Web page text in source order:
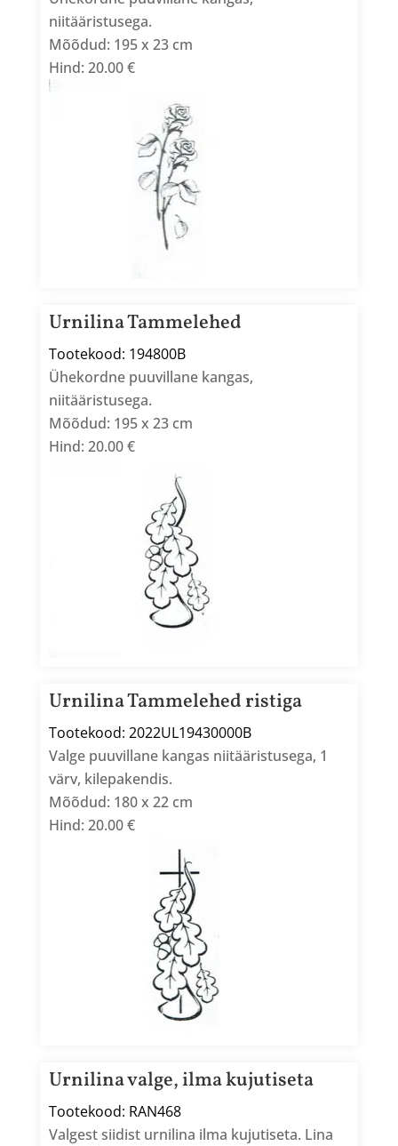
niitääristusega.
Mõõdud: 195 x 23 cm
Hind: 20.00 €
Urnilina Tammelehed
Tootekood: 194800B
Ühekordne puuvillane kangas,
niitääristusega.
Mõõdud: 195 x 23 cm
Hind: 20.00 €
Urnilina Tammelehed ristiga
Tootekood: 2022UL19430000B
Valge puuvillane kangas niitääristusega, 1
värv, kilepakendis.
Mõõdud: 180 x 22 cm
Hind: 20.00 €
Urnilina valge, ilma kujutiseta
Tootekood: RAN468
Valgest siidist urnilina ilma kujutiseta. Lina